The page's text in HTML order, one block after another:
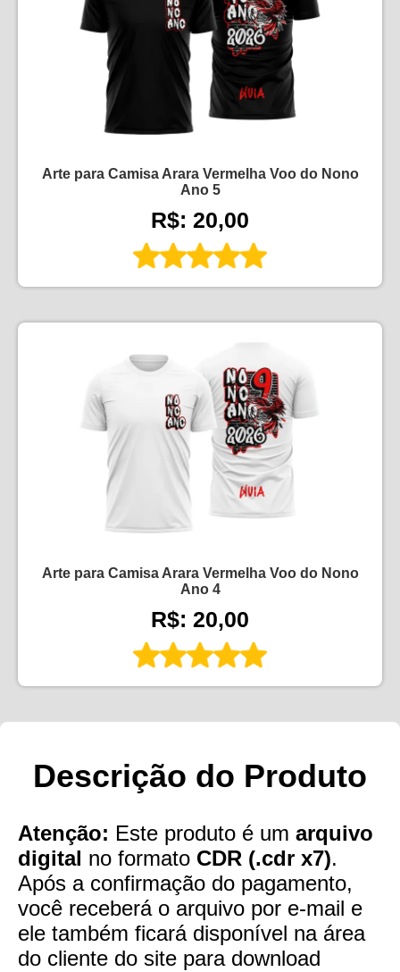
Arte para Camisa Arara Vermelha Voo do Nono
Ano 5
R$: 20,00
Arte para Camisa Arara Vermelha Voo do Nono
Ano 4
R$: 20,00
Descrição do Produto
Atenção: Este produto é um arquivo
digital no formato CDR (.cdr x7).
Após a confirmação do pagamento,
você receberá o arquivo por e-mail e
ele também ficará disponível na área
do cliente do site para download